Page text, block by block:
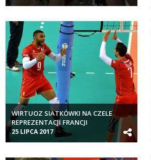
WIRTUOZ SIATKÓWKI NA CZELE
REPREZENTACJI FRANCJI
25 LIPCA 2017